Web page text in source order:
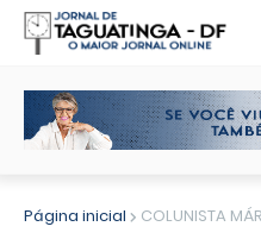
Página inicial COLUNISTA